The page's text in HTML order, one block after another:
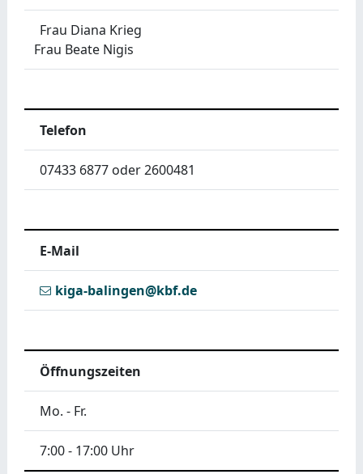
Frau Diana Krieg
Frau Beate Nigis
Telefon
07433 6877 oder 2600481
E-Mail
kiga-balingen@kbf.de
Öffnungszeiten
Mo. - Fr.
7:00 - 17:00 Uhr